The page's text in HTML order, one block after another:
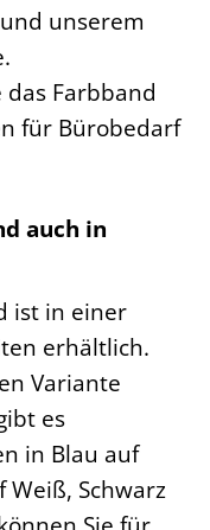
unserem
Farbband
für Bürobedarf
auch in
ist in einer
erhältlich.
Variante
es
in Blau auf
Weiß, Schwarz